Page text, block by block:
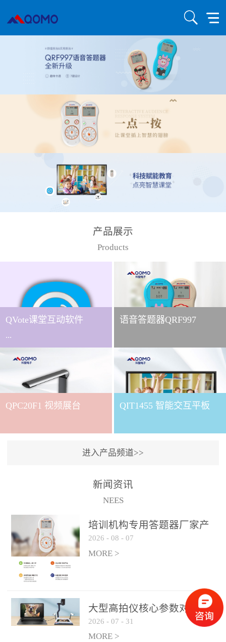
产品展示
Products
QVote课堂互动软件
...
下载QVote授课软件课堂互
动的质量直接影响教学效
果与学生参与度。作为
打造的互动授课软件，
QVote 以 “让每一堂课都充
功能与数据化教学分析，
课堂互动解决方案，重新
定义了师生互动的新模
式。极简操作，轻松融入
教学流程QVote 深谙教师
教学节奏的重要性，采用
念，教师无需复杂培训即
可快速上手。软件支持与
PPT、白板等常用教学工具
语音答题器QRF997
QPC20F1 视频展台 QIT1455 智能交互平板
进入产品频道>>
新闻资讯
NEES
培训机构专用答题器厂家产
品方案
2026 - 08 - 07
MORE >
大型高拍仪核心参数对比与
选购建议
2026 - 07 - 31
MORE >